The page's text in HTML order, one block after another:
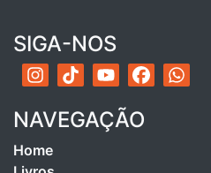
SIGA-NOS
NAVEGAÇÃO
Home